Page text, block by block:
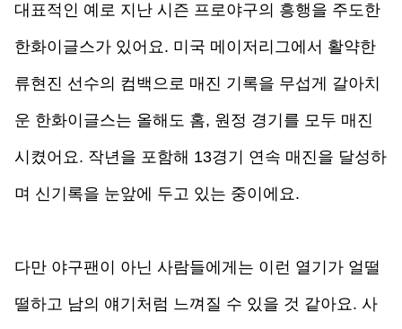
대표적인 예로 지난 시즌 프로야구의 흥행을 주도한
한화이글스가 있어요. 미국 메이저리그에서 활약한
류현진 선수의 컴백으로 매진 기록을 무섭게 갈아치
운 한화이글스는 올해도 홈, 원정 경기를 모두 매진
시켰어요. 작년을 포함해 13경기 연속 매진을 달성하
며 신기록을 눈앞에 두고 있는 중이에요.
다만 야구팬이 아닌 사람들에게는 이런 열기가 얼떨
떨하고 남의 얘기처럼 느껴질 수 있을 것 같아요. 사